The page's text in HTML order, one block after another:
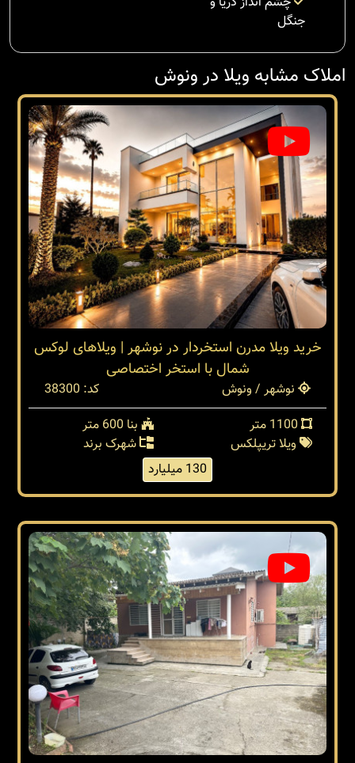
جنگل
املاک مشابه ویلا در ونوش
خرید ویلا مدرن استخردار در نوشهر | ویلاهای لوکس
شمال با استخر اختصاصی
نوشهر / ونوش
کد: 38300
بنا 600 متر
ویلا تریپلکس
شهرک برند
130 میلیارد